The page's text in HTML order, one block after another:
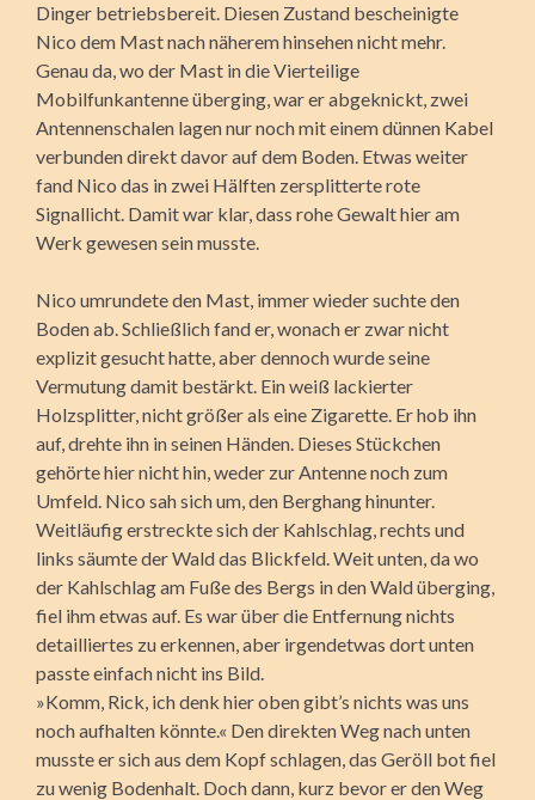
Dinger betriebsbereit. Diesen Zustand bescheinigte
Nico dem Mast nach näherem hinsehen nicht mehr.
Genau da, wo der Mast in die Vierteilige
Mobilfunkantenne überging, war er abgeknickt, zwei
Antennenschalen lagen nur noch mit einem dünnen Kabel
verbunden direkt davor auf dem Boden. Etwas weiter
fand Nico das in zwei Hälften zersplitterte rote
Signallicht. Damit war klar, dass rohe Gewalt hier am
Werk gewesen sein musste.
Nico umrundete den Mast, immer wieder suchte den
Boden ab. Schließlich fand er, wonach er zwar nicht
explizit gesucht hatte, aber dennoch wurde seine
Vermutung damit bestärkt. Ein weiß lackierter
Holzsplitter, nicht größer als eine Zigarette. Er hob ihn
auf, drehte ihn in seinen Händen. Dieses Stückchen
gehörte hier nicht hin, weder zur Antenne noch zum
Umfeld. Nico sah sich um, den Berghang hinunter.
Weitläufig erstreckte sich der Kahlschlag, rechts und
links säumte der Wald das Blickfeld. Weit unten, da wo
der Kahlschlag am Fuße des Bergs in den Wald überging,
fiel ihm etwas auf. Es war über die Entfernung nichts
detailliertes zu erkennen, aber irgendetwas dort unten
passte einfach nicht ins Bild.
»Komm, Rick, ich denk hier oben gibt’s nichts was uns
noch aufhalten könnte.« Den direkten Weg nach unten
musste er sich aus dem Kopf schlagen, das Geröll bot fiel
zu wenig Bodenhalt. Doch dann, kurz bevor er den Weg